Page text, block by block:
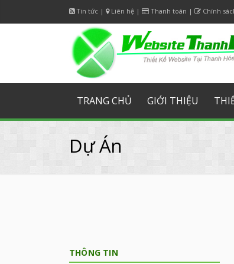
Tin tức | Liên hệ | Thanh toán | Chính
Facebook
TRANG CHỦ GIỚI THIỆU
Dự Án
THÔNG TIN